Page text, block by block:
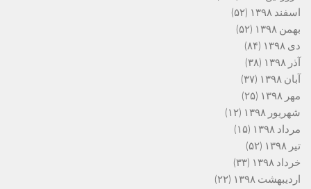
اسفند ۱۳۹۸
(۵۲)
بهمن ۱۳۹۸
(۵۲)
دی ۱۳۹۸
(۸۴)
آذر ۱۳۹۸
(۳۸)
آبان ۱۳۹۸
(۳۷)
مهر ۱۳۹۸
(۲۵)
شهریور ۱۳۹۸
(۱۲)
مرداد ۱۳۹۸
(۱۵)
تیر ۱۳۹۸
(۵۲)
خرداد ۱۳۹۸
(۳۳)
اردیبهشت ۱۳۹۸
(۲۲)